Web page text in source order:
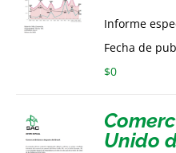
Informe
Fecha de
$0
Unido